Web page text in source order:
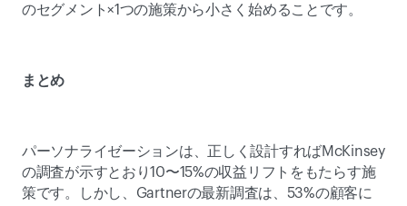
のセグメント×1つの施策から小さく始めることです。
まとめ
パーソナライゼーションは、正しく設計すればMcKinsey
の調査が示すとおり10〜15%の収益リフトをもたらす施
策です。しかし、Gartnerの最新調査は、53%の顧客に